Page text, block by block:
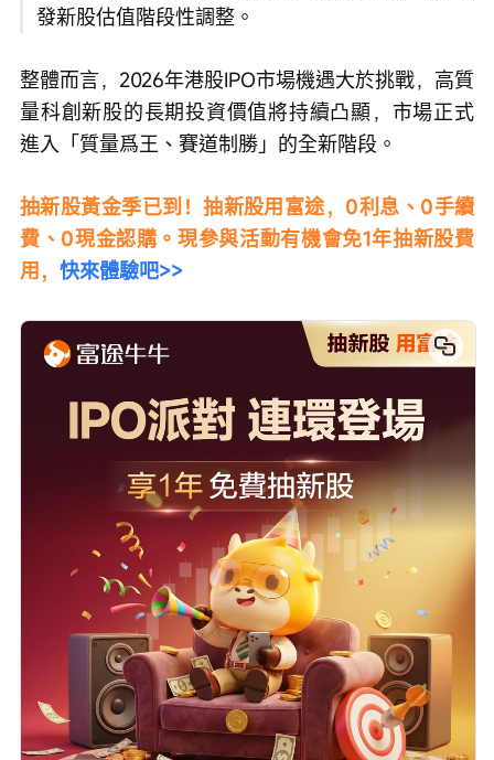
發新股估值階段性調整。
整體而言，2026年港股IPO市場機遇大於挑戰，高質
量科創新股的長期投資價值將持續凸顯，市場正式
進入「質量爲王、賽道制勝」的全新階段。
抽新股黃金季已到！抽新股用富途，0利息、0手續
費、0現金認購。現參與活動有機會免1年抽新股費
用， 快來體驗吧>>